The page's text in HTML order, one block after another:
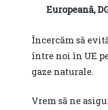
Europeană,
Încercăm să
între noi în UE
gaze naturale.
Vrem să ne